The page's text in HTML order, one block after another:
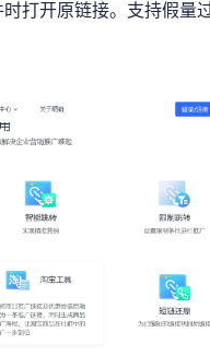
打开原链接。支持假量